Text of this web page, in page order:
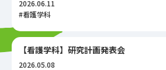
2026.06.11
#看護学科
【看護学科】研究計画発表会
2026.05.08